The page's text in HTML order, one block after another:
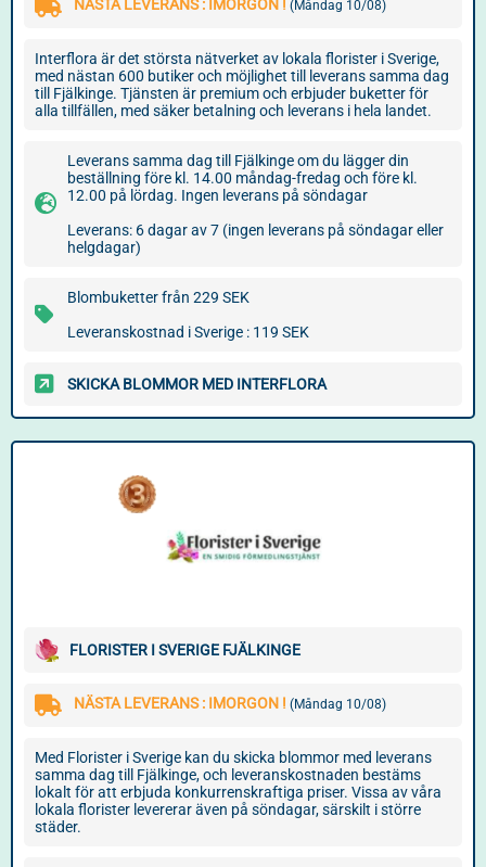
NÄSTA LEVERANS : IMORGON ! (Måndag 10/08)
Interflora är det största nätverket av lokala florister i Sverige,
med nästan 600 butiker och möjlighet till leverans samma dag
till Fjälkinge. Tjänsten är premium och erbjuder buketter för
alla tillfällen, med säker betalning och leverans i hela landet.
Leverans samma dag till Fjälkinge om du lägger din
beställning före kl. 14.00 måndag-fredag och före kl.
12.00 på lördag. Ingen leverans på söndagar
Leverans: 6 dagar av 7 (ingen leverans på söndagar eller
helgdagar)
Blombuketter från 229 SEK
Leveranskostnad i Sverige : 119 SEK
SKICKA BLOMMOR MED INTERFLORA
FLORISTER I SVERIGE FJÄLKINGE
NÄSTA LEVERANS : IMORGON ! (Måndag 10/08)
Med Florister i Sverige kan du skicka blommor med leverans
samma dag till Fjälkinge, och leveranskostnaden bestäms
lokalt för att erbjuda konkurrenskraftiga priser. Vissa av våra
lokala florister levererar även på söndagar, särskilt i större
städer.